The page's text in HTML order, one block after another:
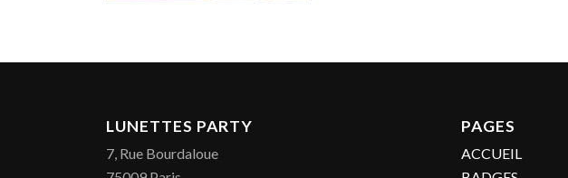
LUNETTES PARTY
7, Rue Bourdaloue
PAGES
ACCUEIL